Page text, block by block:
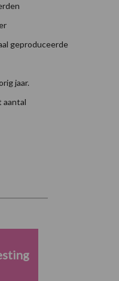
geproduceerde
jaar.
aantal